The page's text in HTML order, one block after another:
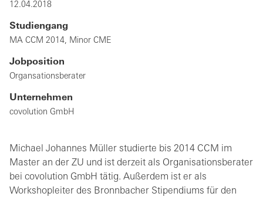
12.04.2018
Studiengang
MA CCM 2014, Minor CME
Jobposition
Organsationsberater
Unternehmen
covolution GmbH
Michael Johannes Müller studierte bis 2014 CCM im
Master an der ZU und ist derzeit als Organisationsberater
bei covolution GmbH tätig. Außerdem ist er als
Workshopleiter des Bronnbacher Stipendiums für den